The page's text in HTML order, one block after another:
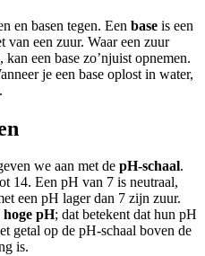
en basen tegen. Een base is een
van een zuur. Waar een zuur
een base zo’njuist opnemen.
je een base oplost in water,
we aan met de pH-schaal.
14. Een pH van 7 is neutraal,
een pH lager dan 7 zijn zuur.
hoge pH; dat betekent dat hun pH
getal op de pH-schaal boven de
is.